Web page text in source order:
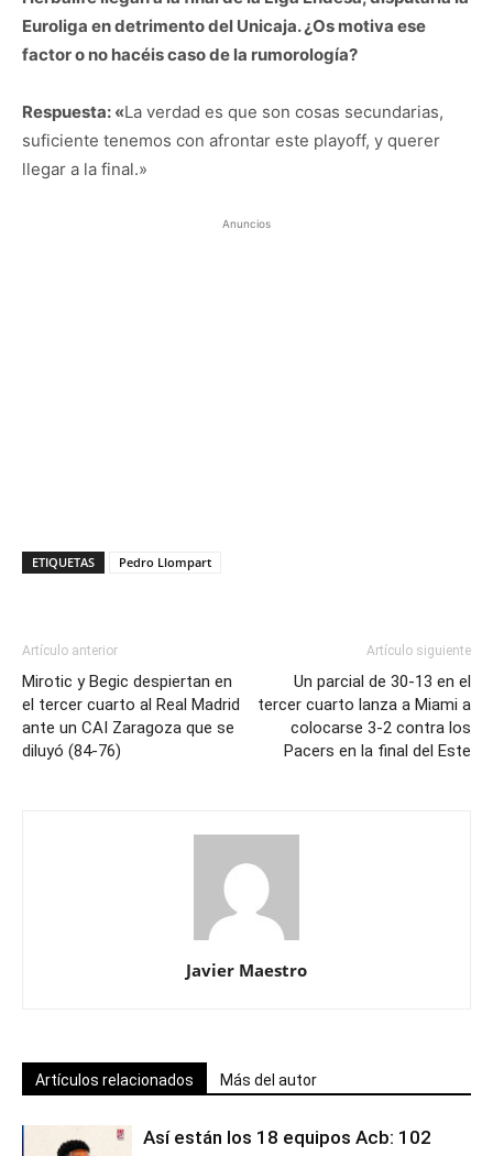
Euroliga en detrimento del Unicaja. ¿Os motiva ese
factor o no hacéis caso de la rumorología?
Respuesta: «La verdad es que son cosas secundarias,
suficiente tenemos con afrontar este playoff, y querer
llegar a la final.»
Anuncios
ETIQUETAS Pedro Llompart
Artículo anterior
Mirotic y Begic despiertan en
el tercer cuarto al Real Madrid
ante un CAI Zaragoza que se
diluyó (84-76)
Artículo siguiente
Un parcial de 30-13 en el
tercer cuarto lanza a Miami a
colocarse 3-2 contra los
Pacers en la final del Este
Javier Maestro
Artículos relacionados Más del autor
Así están los 18 equipos Acb: 102